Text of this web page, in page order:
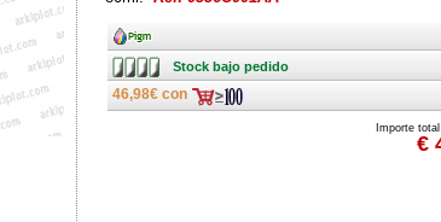
Ancho
Stock
bajo
pedido
Stock bajo pedido
46,98€ con
Importe
€